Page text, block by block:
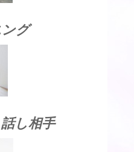
グ
し相手